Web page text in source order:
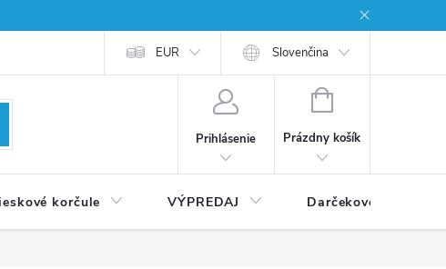
EUR Slovenčina
Prihlásenie
NÁKUPNÝ
Prázdny košík
korčule VÝPREDAJ Darčekové poukážky